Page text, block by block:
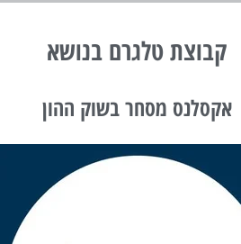
קבוצת טלגרם בנושא
אקסלנס מסחר בשוק ההון